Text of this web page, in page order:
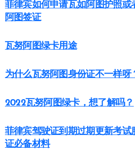
菲律宾如何申请瓦如阿图护照或
阿图签证
瓦努阿图绿卡用途
为什么瓦努阿图身份证不一样呀
2022瓦努阿图绿卡，想了解吗？
菲律宾驾驶证到期过期更新考试
证必备材料